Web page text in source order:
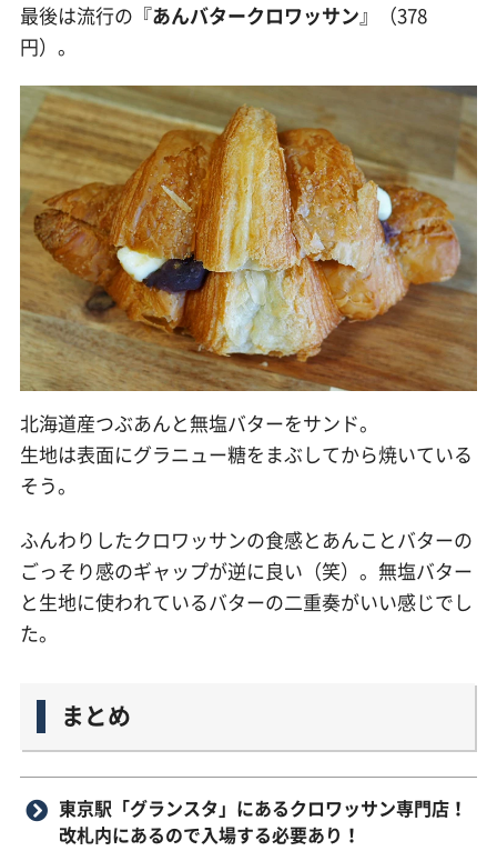
最後は流行の『あんバタークロワッサン』（378
円）。
北海道産つぶあんと無塩バターをサンド。
生地は表面にグラニュー糖をまぶしてから焼いている
そう。
ふんわりしたクロワッサンの食感とあんことバターの
ごっそり感のギャップが逆に良い（笑）。無塩バター
と生地に使われているバターの二重奏がいい感じでし
た。
まとめ
東京駅「グランスタ」にあるクロワッサン専門店！
改札内にあるので入場する必要あり！